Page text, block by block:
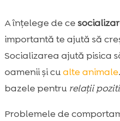
A înțelege de ce
importantă te ajută să
Socializarea ajută pisica
oamenii și cualte animale
bazele pentru relații
Problemele de